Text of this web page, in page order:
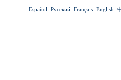
Jump to
English
Français
Русский
Español